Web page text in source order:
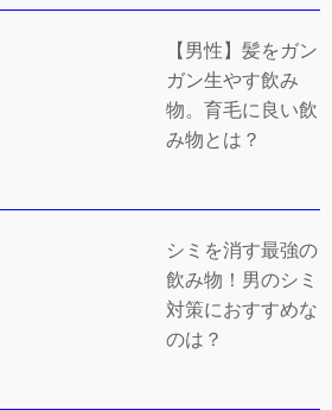
【男性】髪をガン
ガン生やす飲み
物。育毛に良い飲
み物とは？
シミを消す最強の
飲み物！男のシミ
対策におすすめな
のは？